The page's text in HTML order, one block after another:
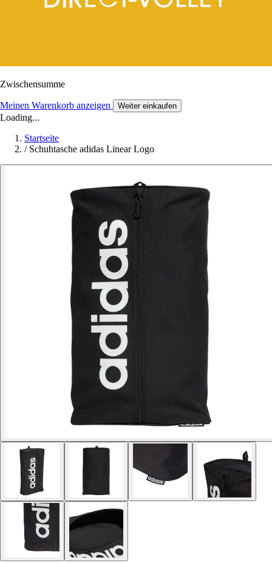
Zwischensumme
Meinen Warenkorb anzeigen Weiter einkaufen
Loading...
Startseite
/ Schuhtasche adidas Linear Logo